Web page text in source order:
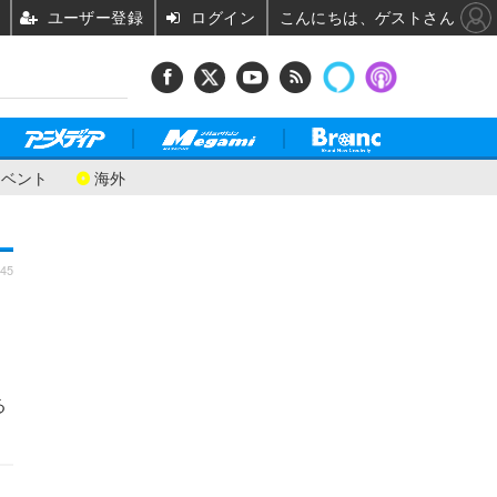
ント 海外
ユーザー登録 ログイン こんにちは、ゲストさん